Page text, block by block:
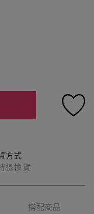
方式
退換貨
搭配商品